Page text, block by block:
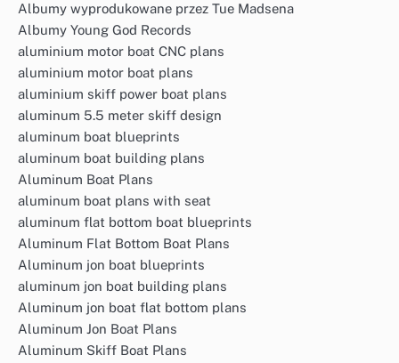
Albumy wyprodukowane przez Tue Madsena
Albumy Young God Records
aluminium motor boat CNC plans
aluminium motor boat plans
aluminium skiff power boat plans
aluminum 5.5 meter skiff design
aluminum boat blueprints
aluminum boat building plans
Aluminum Boat Plans
aluminum boat plans with seat
aluminum flat bottom boat blueprints
Aluminum Flat Bottom Boat Plans
Aluminum jon boat blueprints
aluminum jon boat building plans
Aluminum jon boat flat bottom plans
Aluminum Jon Boat Plans
Aluminum Skiff Boat Plans